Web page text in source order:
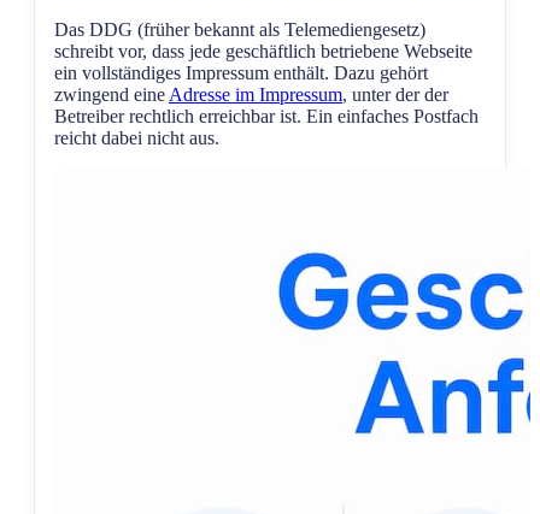
Das DDG (früher bekannt als Telemediengesetz)
schreibt vor, dass jede geschäftlich betriebene Webseite
ein vollständiges Impressum enthält. Dazu gehört
zwingend eine Adresse im Impressum, unter der der
Betreiber rechtlich erreichbar ist. Ein einfaches Postfach
reicht dabei nicht aus.